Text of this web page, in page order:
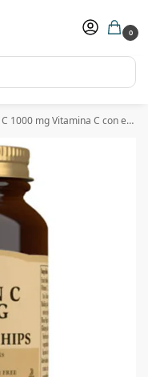
0
(compras superiores a 150€)
C con escaramujo – 250 Comprimidos